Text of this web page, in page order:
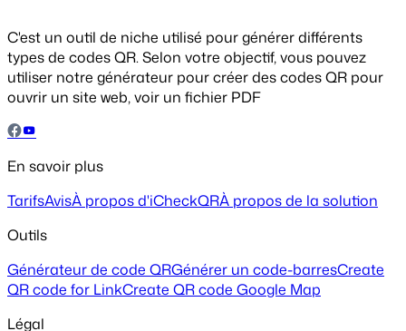
C'est un outil de niche utilisé pour générer différents
types de codes QR. Selon votre objectif, vous pouvez
utiliser notre générateur pour créer des codes QR pour
ouvrir un site web, voir un fichier PDF
En savoir plus
TarifsAvisÀ propos d'iCheckQRÀ propos de la solution
Outils
Générateur de code QRGénérer un code-barresCreate
QR code for LinkCreate QR code Google Map
Légal